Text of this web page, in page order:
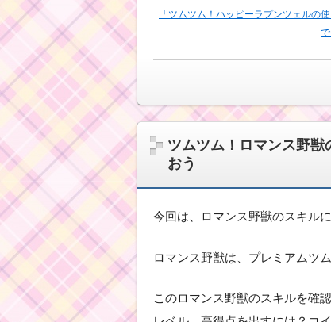
「ツムツム！ハッピーラプンツェルの
ツムツム！ロマンス野
おう
今回は、ロマンス野獣のスキル
ロマンス野獣は、プレミアムツム
このロマンス野獣のスキルを確